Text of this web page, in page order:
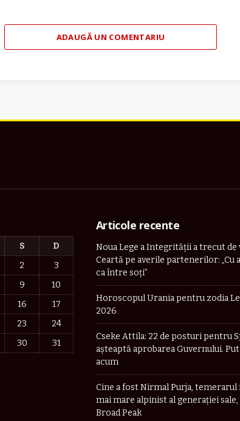
ADAUGĂ UN COMENTARIU
S
D
2
3
9
10
16
17
23
24
30 31
Articole recente
Noua Lege a Integrității a trecut
Ceartă pe averile partenerilor: „Cu
ca între soți”
Horoscopul Urania pentru zodia
2026
Cseke Attila: 22 de posturi pentru
așteaptă aprobarea Guvernului.
acum
Cine a fost Nirmal Purja,
mai mare alpinist al generației
Broad Peak